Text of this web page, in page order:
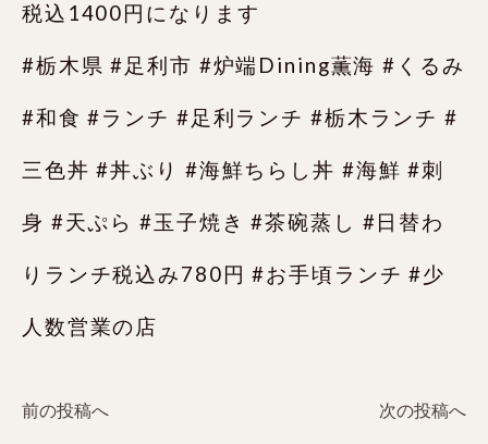
税込1400円になります
#栃木県 #足利市 #炉端Dining薫海 #くるみ
#和食 #ランチ #足利ランチ #栃木ランチ #
三色丼 #丼ぶり #海鮮ちらし丼 #海鮮 #刺
身 #天ぷら #玉子焼き #茶碗蒸し #日替わ
りランチ税込み780円 #お手頃ランチ #少
人数営業の店
前の投稿へ 次の投稿へ